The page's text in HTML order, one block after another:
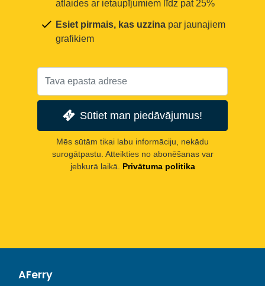
atlaides ar ietaupījumiem līdz pat 25%
Esiet pirmais, kas uzzina par jaunajiem
grafikiem
Sūtiet man piedāvājumus!
Mēs sūtām tikai labu informāciju, nekādu
surogātpastu. Atteikties no abonēšanas var
jebkurā laikā.
Privātuma politika
AFerry